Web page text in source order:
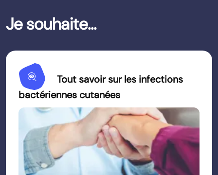
Je souhaite...
Mystery
Tout savoir sur les infections
bactériennes cutanées